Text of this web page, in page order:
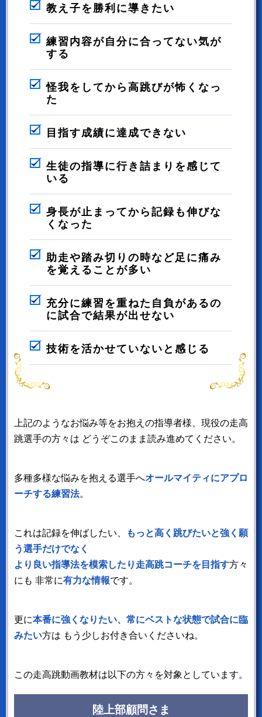
教え子を勝利に導きたい
練習内容が自分に合ってない気が
する
怪我をしてから高跳びが怖くなっ
た
目指す成績に達成できない
生徒の指導に行き詰まりを感じて
いる
身長が止まってから記録も伸びな
くなった
助走や踏み切りの時など足に痛み
を覚えることが多い
充分に練習を重ねた自負があるの
に試合で結果が出せない
技術を活かせていないと感じる
上記のようなお悩み等をお抱えの指導者様、現役の走高
跳選手の方々は どうぞこのまま読み進めてください。
多種多様な悩みを抱える選手へオールマイティにアプロ
ーチする練習法。
これは記録を伸ばしたい、
もっと高く跳びたいと強く願
う選手だけでなく
より良い指導法を模索したり走高跳コーチを目指す方々
にも 非常に有力な情報です。
更に本番に強くなりたい、常にベストな状態で試合に臨
みたい方は もう少しお付き合いくださいね。
この走高跳動画教材は以下の方々を対象としています。
陸上部顧問さま